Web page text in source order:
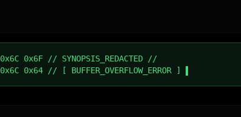
0x6F // SYNOPSIS_REDACTED //
0x64 // [ BUFFER_OVERFLOW_ERROR ]